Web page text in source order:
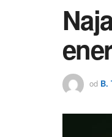
od B.